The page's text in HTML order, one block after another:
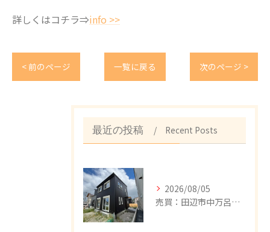
詳しくはコチラ⇒info >>
< 前のページ 一覧に戻る 次のページ >
最近の投稿 Recent Posts
2026/08/05
売買：田辺市中万呂新築建売住宅、新規追加しました。